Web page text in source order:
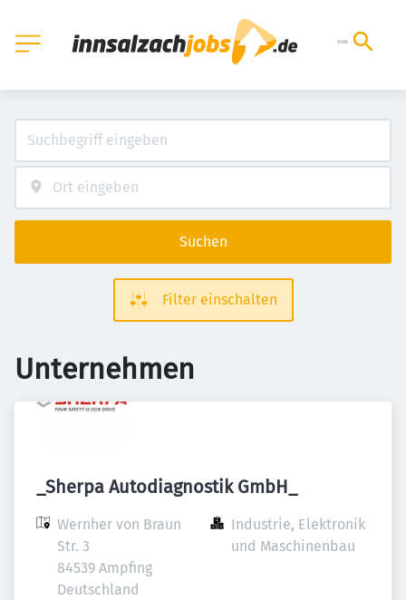
Suchen
Filter einschalten
Unternehmen
_Sherpa Autodiagnostik GmbH_
Wernher von Braun
Str. 3
84539 Ampfing
Deutschland
Industrie, Elektronik
und Maschinenbau